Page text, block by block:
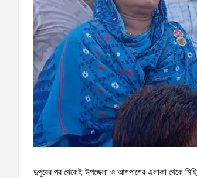
দুপুরের পর থেকেই উপজেলা ও আশপাশের এলাকা থেকে